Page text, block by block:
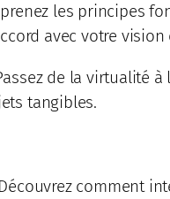
les principes
avec votre vision
de la virtualité
tangibles.
comment